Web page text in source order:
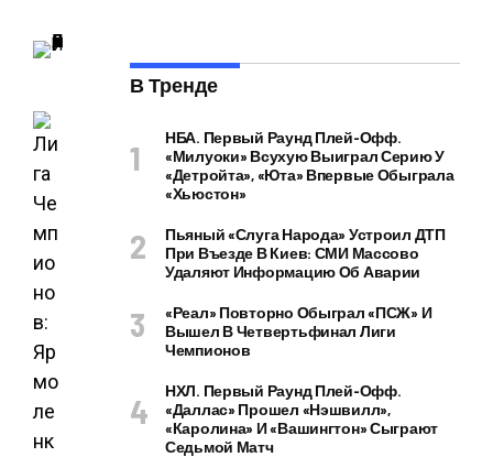
В Тренде
НБА. Первый Раунд Плей-Офф.
«Милуоки» Всухую Выиграл Серию У
«Детройта», «Юта» Впервые Обыграла
«Хьюстон»
Пьяный «слуга Народа» Устроил ДТП
При Въезде В Киев: СМИ Массово
Удаляют Информацию Об Аварии
«Реал» Повторно Обыграл «ПСЖ» И
Вышел В Четвертьфинал Лиги
Чемпионов
НХЛ. Первый Раунд Плей-Офф.
«Даллас» Прошел «Нэшвилл»,
«Каролина» И «Вашингтон» Сыграют
Седьмой Матч